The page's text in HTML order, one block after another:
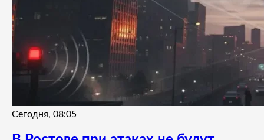
Сегодня, 08:05